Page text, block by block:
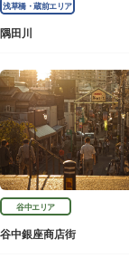
浅草橋・蔵前エリア
隅田川
谷中エリア
谷中銀座商店街